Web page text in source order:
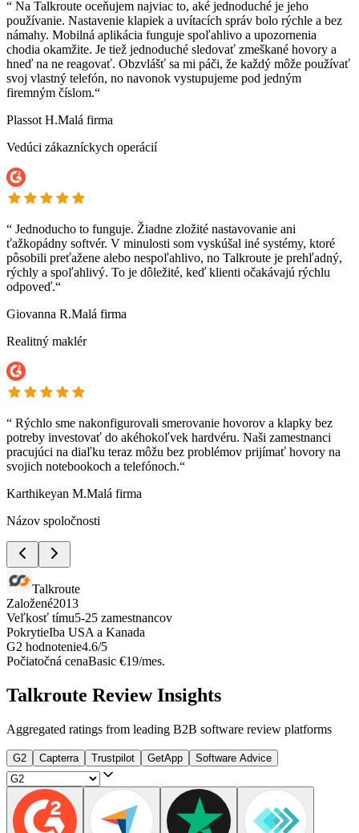
“ Na Talkroute oceňujem najviac to, aké jednoduché je jeho
používanie. Nastavenie klapiek a uvítacích správ bolo rýchle a bez
námahy. Mobilná aplikácia funguje spoľahlivo a upozornenia
chodia okamžite. Je tiež jednoduché sledovať zmeškané hovory a
hneď na ne reagovať. Obzvlášť sa mi páči, že každý môže používať
svoj vlastný telefón, no navonok vystupujeme pod jedným
firemným číslom.“
Plassot H.Malá firma
Vedúci zákazníckych operácií
“ Jednoducho to funguje. Žiadne zložité nastavovanie ani
ťažkopádny softvér. V minulosti som vyskúšal iné systémy, ktoré
pôsobili preťažene alebo nespoľahlivo, no Talkroute je prehľadný,
rýchly a spoľahlivý. To je dôležité, keď klienti očakávajú rýchlu
odpoveď.“
Giovanna R.Malá firma
Realitný maklér
“ Rýchlo sme nakonfigurovali smerovanie hovorov a klapky bez
potreby investovať do akéhokoľvek hardvéru. Naši zamestnanci
pracujúci na diaľku teraz môžu bez problémov prijímať hovory na
svojich notebookoch a telefónoch.“
Karthikeyan M.Malá firma
Názov spoločnosti
Talkroute
Založené2013
Veľkosť tímu5-25 zamestnancov
PokrytieIba USA a Kanada
G2 hodnotenie4.6/5
Počiatočná cenaBasic €19/mes.
Talkroute Review Insights
Aggregated ratings from leading B2B software review platforms
G2 Capterra Trustpilot GetApp Software Advice